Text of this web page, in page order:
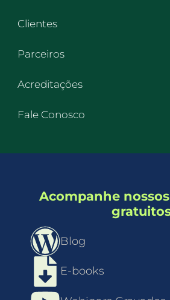
Clientes
Parceiros
Acreditações
Fale Conosco
Acompanhe
Blog
E-books